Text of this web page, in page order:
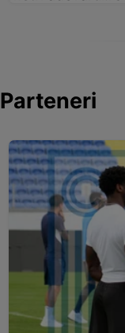
Parteneri